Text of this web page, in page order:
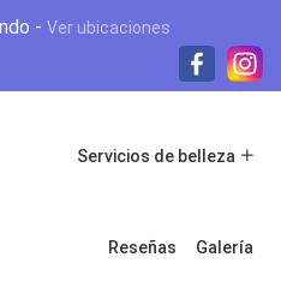
- Ver ubicaciones
Servicios de belleza
Reseñas Galería